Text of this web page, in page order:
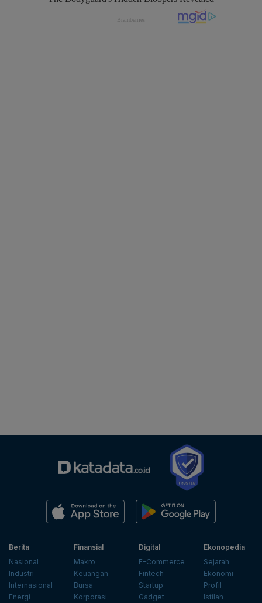
Berita
Nasional
Industri
Internasional
Energi
Finansial
Makro
Keuangan
Bursa
Korporasi
Digital
E-Commerce
Fintech
Startup
Gadget
Ekonopedia
Sejarah
Ekonomi
Profil
Istilah